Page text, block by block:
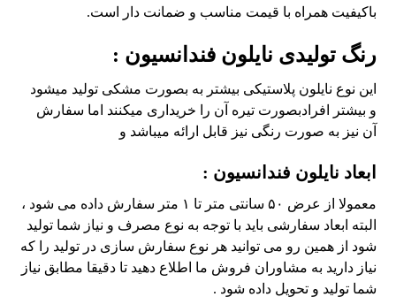
باکیفیت همراه با قیمت مناسب و ضمانت دار است.
رنگ تولیدی نایلون فندانسیون :
این نوع نایلون پلاستیکی بیشتر به بصورت مشکی تولید میشود
و بیشتر افرادبصورت تیره آن را خریداری میکنند اما سفارش
آن نیز به صورت رنگی نیز قابل ارائه میباشد و
ابعاد نایلون فندانسیون :
معمولا از عرض ۵۰ سانتی متر تا ۱ متر سفارش داده می شود ،
البته ابعاد سفارشی باید با توجه به نوع مصرف و نیاز شما تولید
شود از همین رو می توانید هر نوع سفارش سازی در تولید را که
نیاز دارید به مشاوران فروش ما اطلاع دهید تا دقیقا مطابق نیاز
شما تولید و تحویل داده شود .